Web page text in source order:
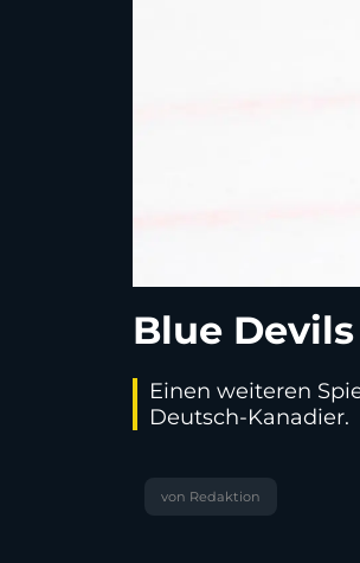
Blue
Einen weiteren
Deutsch-Kanadier.
von Redaktion